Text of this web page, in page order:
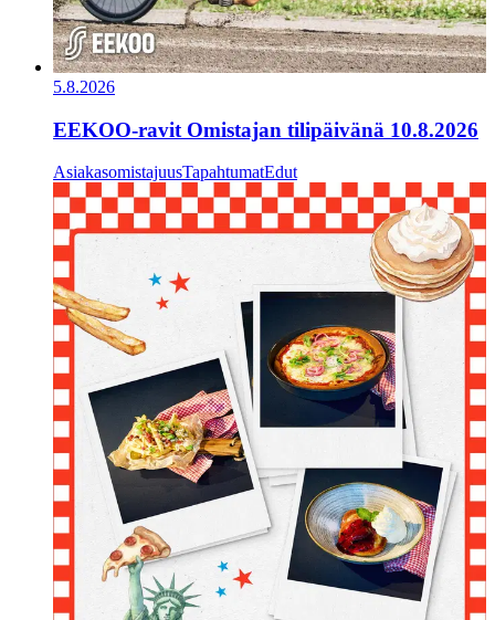
5.8.2026
EEKOO-ravit Omistajan tilipäivänä 10.8.2026
AsiakasomistajuusTapahtumatEdut